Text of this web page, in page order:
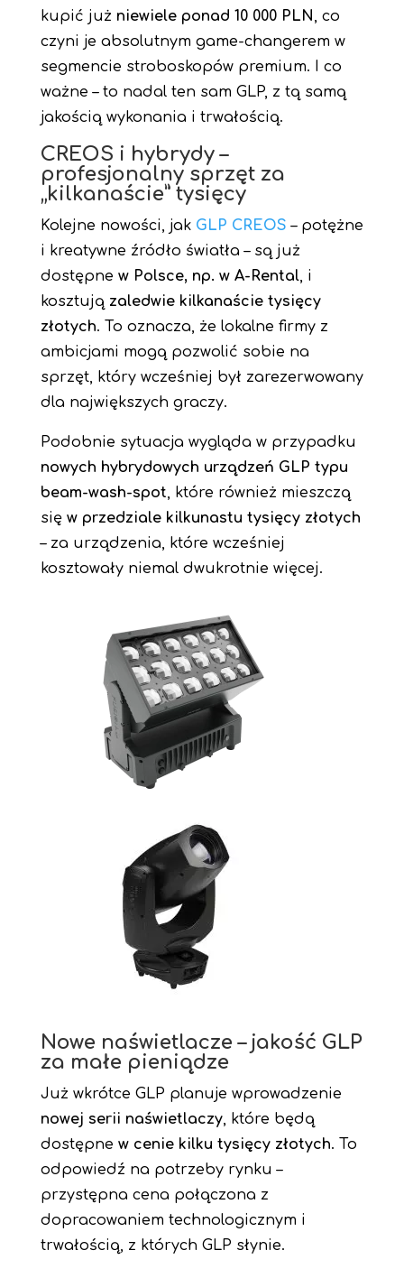
kupić już niewiele ponad 10 000 PLN, co
czyni je absolutnym game-changerem w
segmencie stroboskopów premium. I co
ważne – to nadal ten sam GLP, z tą samą
jakością wykonania i trwałością.
CREOS i hybrydy –
profesjonalny sprzęt za
„kilkanaście” tysięcy
Kolejne nowości, jak GLP CREOS – potężne
i kreatywne źródło światła – są już
dostępne w Polsce, np. w A-Rental, i
kosztują zaledwie kilkanaście tysięcy
złotych. To oznacza, że lokalne firmy z
ambicjami mogą pozwolić sobie na
sprzęt, który wcześniej był zarezerwowany
dla największych graczy.
Podobnie sytuacja wygląda w przypadku
nowych hybrydowych urządzeń GLP typu
beam-wash-spot, które również mieszczą
się w przedziale kilkunastu tysięcy złotych
– za urządzenia, które wcześniej
kosztowały niemal dwukrotnie więcej.
Nowe naświetlacze – jakość GLP
za małe pieniądze
Już wkrótce GLP planuje wprowadzenie
nowej serii naświetlaczy, które będą
dostępne w cenie kilku tysięcy złotych. To
odpowiedź na potrzeby rynku –
przystępna cena połączona z
dopracowaniem technologicznym i
trwałością, z których GLP słynie.